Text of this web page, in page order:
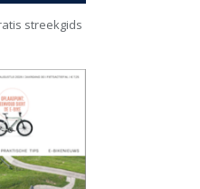
streekgids